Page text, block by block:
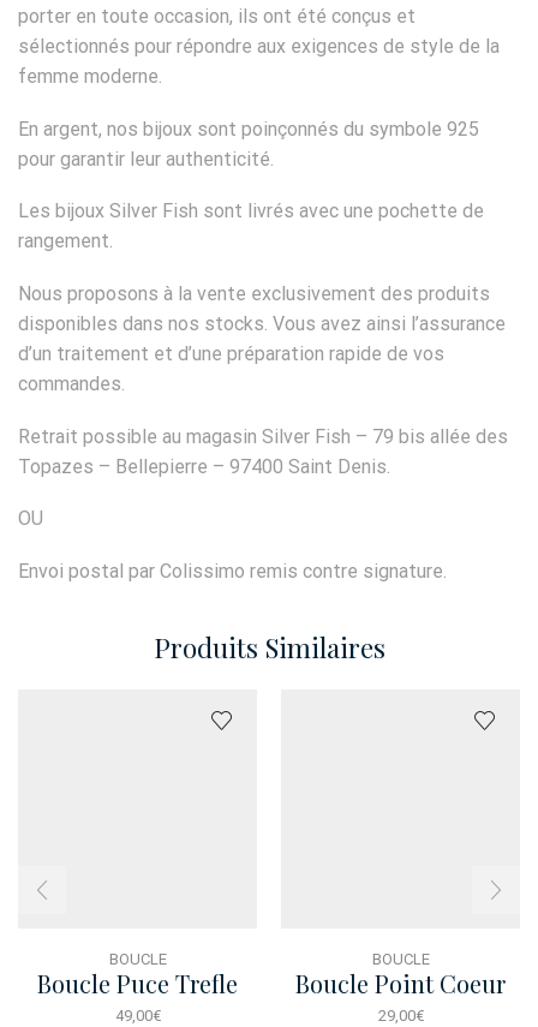
porter en toute occasion, ils ont été conçus et
sélectionnés pour répondre aux exigences de style de la
femme moderne.
En argent, nos bijoux sont poinçonnés du symbole 925
pour garantir leur authenticité.
Les bijoux Silver Fish sont livrés avec une pochette de
rangement.
Nous proposons à la vente exclusivement des produits
disponibles dans nos stocks. Vous avez ainsi l’assurance
d’un traitement et d’une préparation rapide de vos
commandes.
Retrait possible au magasin Silver Fish – 79 bis allée des
Topazes – Bellepierre – 97400 Saint Denis.
OU
Envoi postal par Colissimo remis contre signature.
Produits Similaires
BOUCLE
Boucle Puce Trefle
49,00€
BOUCLE
Boucle Point Coeur
Rouge
29,00€